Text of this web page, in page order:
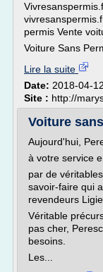
permis Vente
Voiture Sans
Lire la suite
Date: 2018-04-
Site : http://
Voiture
Aujourd'hui,
à votre service
par de
savoir-faire qui
revendeurs
Véritable
pas cher,
besoins.
Les...